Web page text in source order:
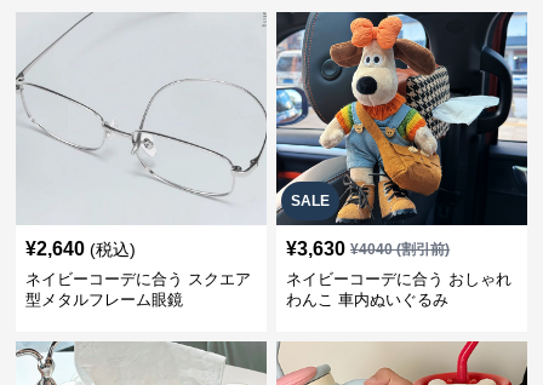
¥2,640 (税込)
ネイビーコーデに合う スクエア
型メタルフレーム眼鏡
SALE
¥3,630 ¥4040(割引前)
ネイビーコーデに合う おしゃれ
わんこ 車内ぬいぐるみ